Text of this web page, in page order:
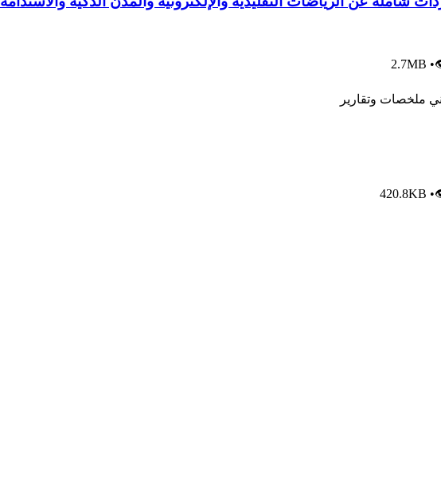
2.7MB •
ملخصات وتقارير
420.8KB •